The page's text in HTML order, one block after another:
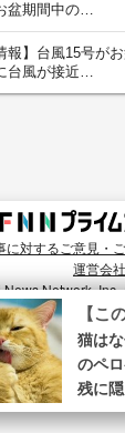
盆期間中の…
報】台風15号が
台風が接近…
に対するご意見・
運営会社
Network, Inc.
ニーズ・興味・関⼼
います。詳細は、
プ
【こ
猫は
のペ
残に